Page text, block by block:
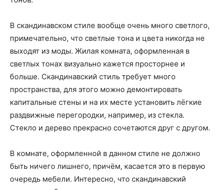
В скандинавском стиле вообще очень много светлого,
примечательно, что светлые тона и цвета никогда не
выходят из моды. Жилая комната, оформленная в
светлых тонах визуально кажется просторнее и
больше. Скандинавский стиль требует много
пространства, для этого можно демонтировать
капитальные стены и на их месте установить лёгкие
раздвижные перегородки, например, из стекла.
Стекло и дерево прекрасно сочетаются друг с другом.
В комнате, оформленной в данном стиле не должно
быть ничего лишнего, причём, касается это в первую
очередь мебели. Интересно, что скандинавский